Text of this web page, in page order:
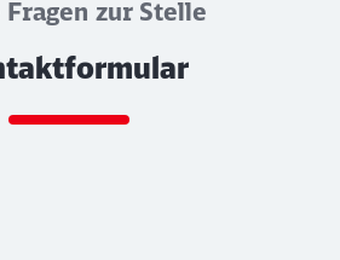
Fragen zur Stelle